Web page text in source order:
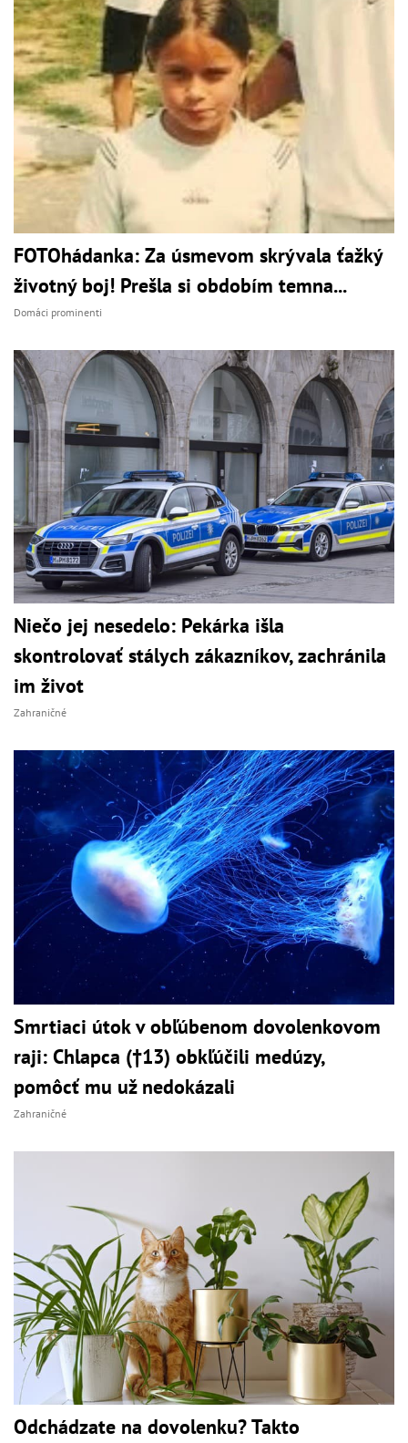
FOTOhádanka: Za úsmevom skrývala ťažký
životný boj! Prešla si obdobím temna...
Domáci prominenti
Niečo jej nesedelo: Pekárka išla
skontrolovať stálych zákazníkov, zachránila
im život
Zahraničné
Smrtiaci útok v obľúbenom dovolenkovom
raji: Chlapca (†13) obkľúčili medúzy,
pomôcť mu už nedokázali
Zahraničné
Odchádzate na dovolenku? Takto